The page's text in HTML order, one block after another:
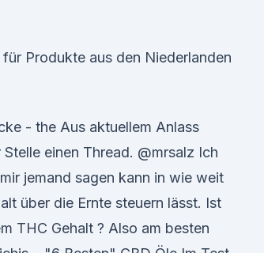
Produkte aus den Niederlanden
- the Aus aktuellem Anlass
einen Thread. @mrsalz Ich
jemand sagen kann in wie weit
über die Ernte steuern lässt. Ist
THC Gehalt ? Also am besten